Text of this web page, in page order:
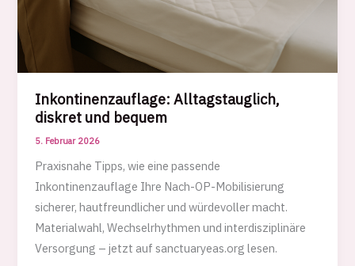
Inkontinenzauflage: Alltagstauglich,
diskret und bequem
5. Februar 2026
Praxisnahe Tipps, wie eine passende
Inkontinenzauflage Ihre Nach-OP-Mobilisierung
sicherer, hautfreundlicher und würdevoller macht.
Materialwahl, Wechselrhythmen und interdisziplinäre
Versorgung – jetzt auf sanctuaryeas.org lesen.